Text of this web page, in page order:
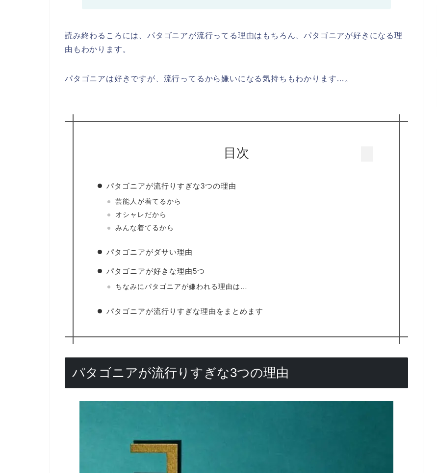
読み終わるころには、パタゴニアが流行ってる理由はもちろん、パタゴニアが好きになる理
由もわかります。
パタゴニアは好きですが、流行ってるから嫌いになる気持ちもわかります…。
目次
パタゴニアが流行りすぎな3つの理由
芸能人が着てるから
オシャレだから
みんな着てるから
パタゴニアがダサい理由
パタゴニアが好きな理由5つ
ちなみにパタゴニアが嫌われる理由は…
パタゴニアが流行りすぎな理由をまとめます
パタゴニアが流行りすぎな3つの理由